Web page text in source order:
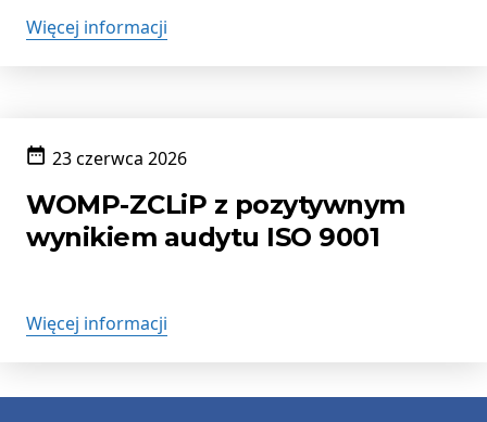
Więcej informacji
Data
publikacji:
23 czerwca 2026
WOMP-ZCLiP z pozytywnym
wynikiem audytu ISO 9001
Więcej informacji